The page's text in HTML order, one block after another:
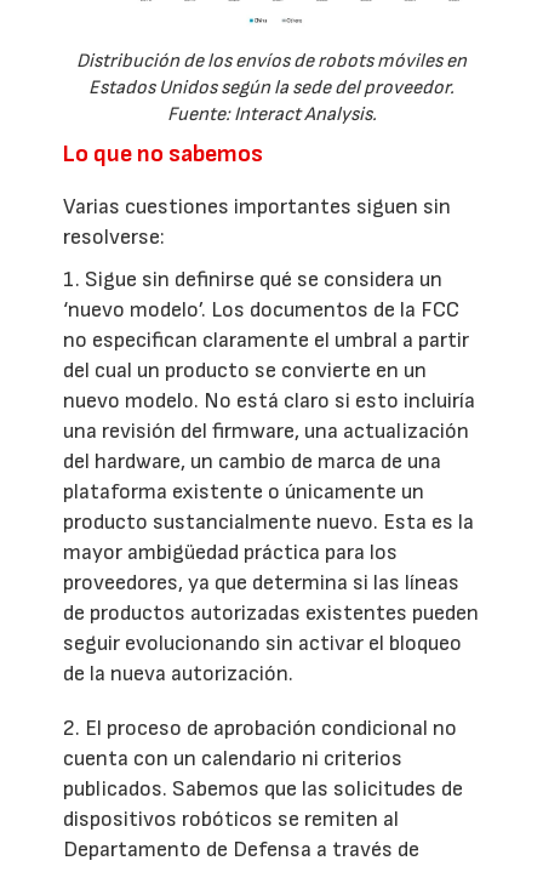
Distribución de los envíos de robots móviles en
Estados Unidos según la sede del proveedor.
Fuente: Interact Analysis.
Lo que no sabemos
Varias cuestiones importantes siguen sin
resolverse:
1. Sigue sin definirse qué se considera un
‘nuevo modelo’. Los documentos de la FCC
no especifican claramente el umbral a partir
del cual un producto se convierte en un
nuevo modelo. No está claro si esto incluiría
una revisión del firmware, una actualización
del hardware, un cambio de marca de una
plataforma existente o únicamente un
producto sustancialmente nuevo. Esta es la
mayor ambigüedad práctica para los
proveedores, ya que determina si las líneas
de productos autorizadas existentes pueden
seguir evolucionando sin activar el bloqueo
de la nueva autorización.
2. El proceso de aprobación condicional no
cuenta con un calendario ni criterios
publicados. Sabemos que las solicitudes de
dispositivos robóticos se remiten al
Departamento de Defensa a través de